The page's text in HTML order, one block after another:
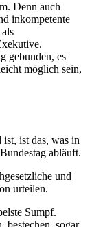
Denn auch
inkompetente
gebunden, es
möglich sein,
ist das, was in
abläuft.
und
urteilen.
Sumpf.
bestechen, sogar